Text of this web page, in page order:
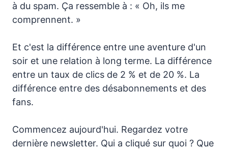
à du spam. Ça ressemble à : « Oh, ils me
comprennent. »
Et c'est la différence entre une aventure d'un
soir et une relation à long terme. La différence
entre un taux de clics de 2 % et de 20 %. La
différence entre des désabonnements et des
fans.
Commencez aujourd'hui. Regardez votre
dernière newsletter. Qui a cliqué sur quoi ? Que